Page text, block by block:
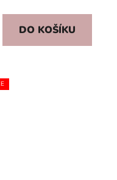
DO KOŠÍKU